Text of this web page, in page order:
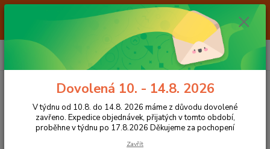
Od 7.8. do 14.8. 2026 máme z důvodu dovolené ZAVŘENO. Expedice
objednávek, přijatých v tomto období, proběhne v týdnu po 17.8.2026
Děkujeme za pochopení
CZK
Hledat
+420 605 283 713
za0,00 Kč
Dovolená 10. - 14.8. 2026
V týdnu od 10.8. do 14.8. 2026 máme z důvodu dovolené
zavřeno. Expedice objednávek, přijatých v tomto období,
proběhne v týdnu po 17.8.2026 Děkujeme za pochopení
Zavřít